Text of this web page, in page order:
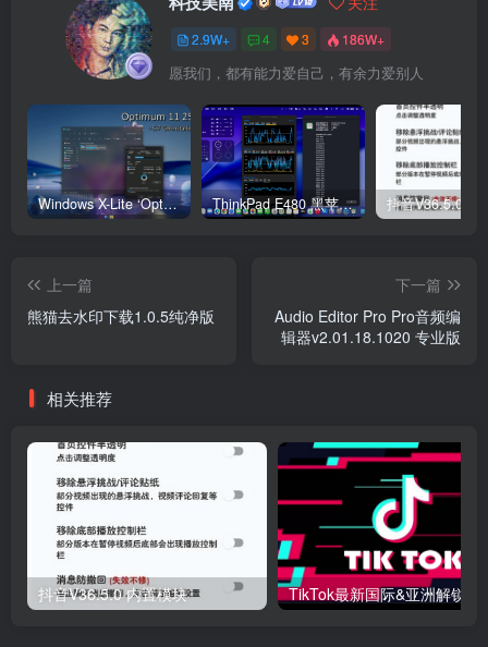
2.9W+ 4 3 186W+
愿我们，都有能力爱自己，有余力爱别人
Windows X-Lite ‘Optimum 11’ 25H2 Pro v2 ThinkPad E480 黑苹果完美Tahoe的EFI分享（2026.03.01更新） 抖音V36.5.0 内
上一篇
熊猫去水印下载1.0.5纯净版
下一篇
Audio Editor Pro Pro音频编
辑器v2.01.18.1020 专业版
相关推荐
抖音V36.5.0 内置模块